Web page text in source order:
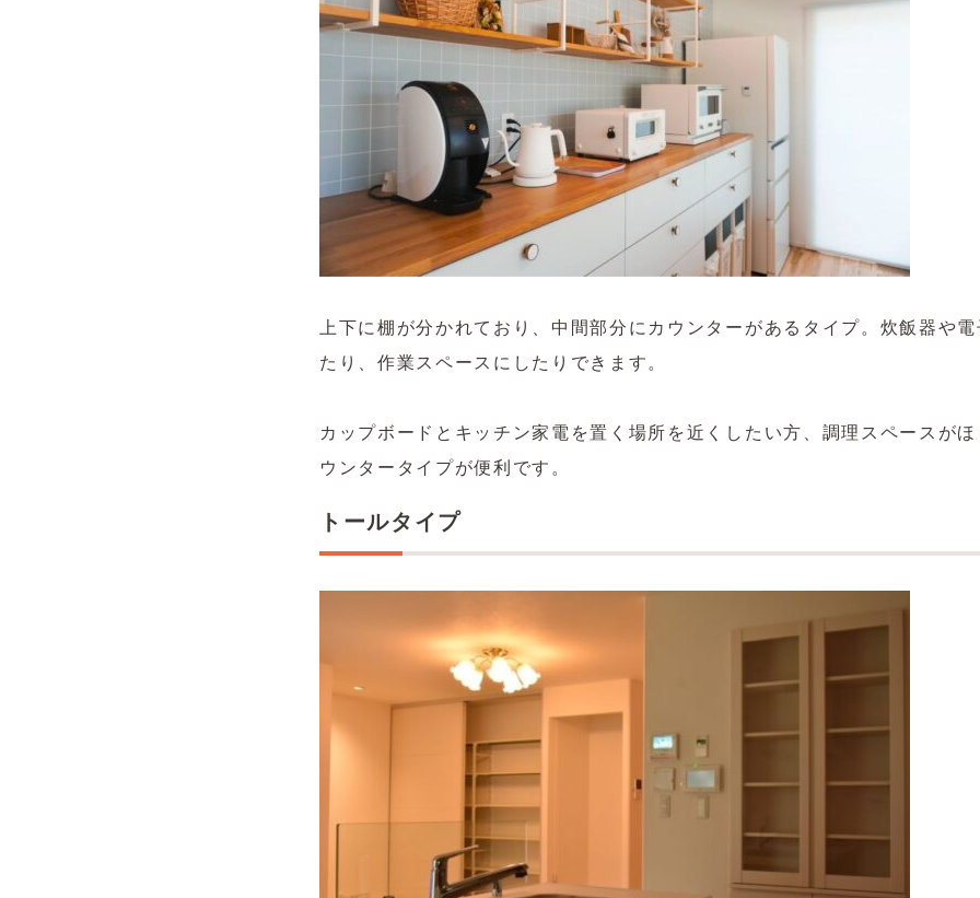
上下に棚が分かれており、中間部分にカウンターがあるタイプ。炊飯器や
たり、作業スペースにしたりできます。
カップボードとキッチン家電を置く場所を近くしたい方、調理スペースが
ウンタータイプが便利です。
トールタイプ